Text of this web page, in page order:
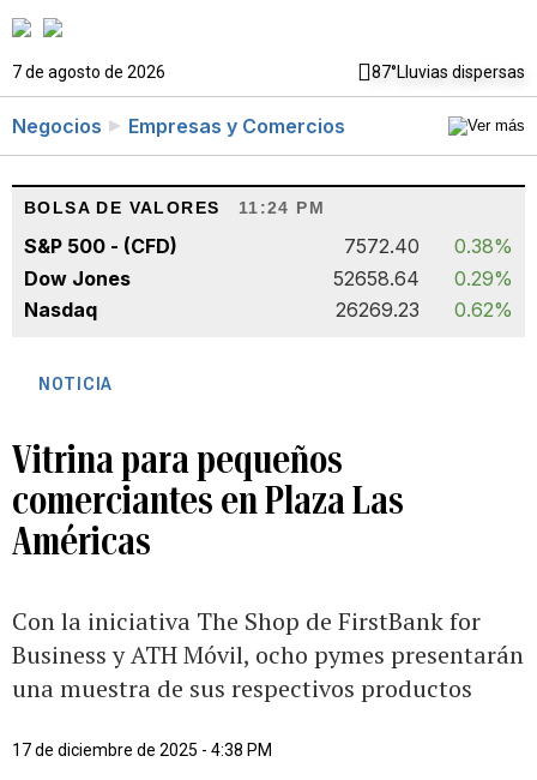
7 de agosto de 2026 87°Lluvias dispersas
Negocios Empresas y Comercios
BOLSA DE VALORES 11:24 PM
S&P 500 - (CFD) 7572.40
0.38%
Dow Jones
52658.64
0.29%
Nasdaq
26269.23 0.62%
NOTICIA
Vitrina para pequeños
comerciantes en Plaza Las
Américas
Con la iniciativa The Shop de FirstBank for
Business y ATH Móvil, ocho pymes presentarán
una muestra de sus respectivos productos
17 de diciembre de 2025 - 4:38 PM